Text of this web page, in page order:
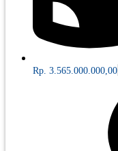
Rp. 3.565.000.000,00